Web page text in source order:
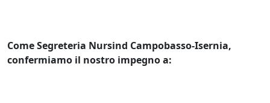
Come Segreteria Nursind Campobasso‑Isernia,
confermiamo il nostro impegno a: